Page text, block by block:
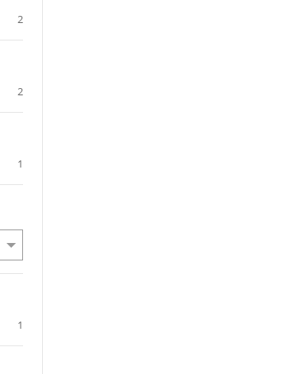
2
2
1
1